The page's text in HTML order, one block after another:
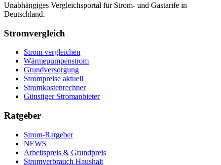
Unabhängiges Vergleichsportal für Strom- und Gastarife in
Deutschland.
Stromvergleich
Strom vergleichen
Wärmepumpenstrom
Grundversorgung
Strompreise aktuell
Stromkostenrechner
Günstiger Stromanbieter
Ratgeber
Strom-Ratgeber
NEWS
Arbeitspreis & Grundpreis
Stromverbrauch Haushalt